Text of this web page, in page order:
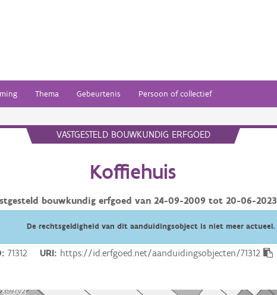
Thema Gebeurtenis Persoon of collectief
VASTGESTELD BOUWKUNDIG ERFGOED
Koffiehuis
bouwkundig erfgoed van24-09-2009 tot20-06-2023
De rechtsgeldigheid van dit aanduidingsobject is niet meer actueel.
71312 URI https://id.erfgoed.net/aanduidingsobjecten/71312